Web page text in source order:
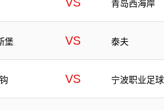
青岛西海岸
堡 VS 泰夫
VS
宁波职业足